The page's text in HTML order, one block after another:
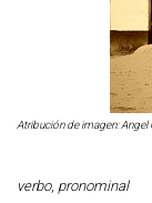
Atribución de imagen: Angel
verbo, pronominal